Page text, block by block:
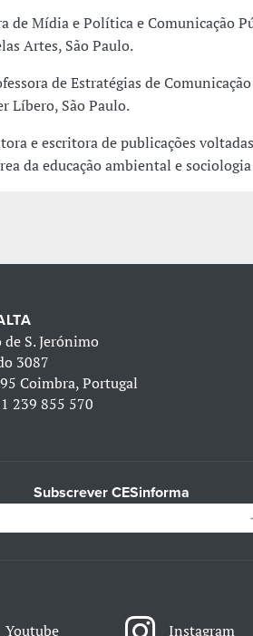
de Mídia e Política e Comunicação
Artes, São Paulo.
de Estratégias de
Líbero, São Paulo.
e escritora de publicações
da educação ambiental e
de S. Jerónimo
3087
Coimbra, Portugal
239 855 570
Subscrever CESinforma
Youtube Instagram